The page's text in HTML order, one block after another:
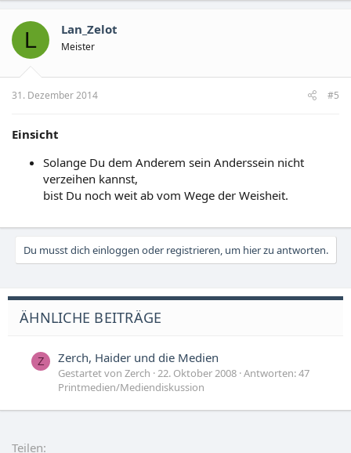
L Lan_Zelot
Meister
31. Dezember 2014 #5
Einsicht
Solange Du dem Anderem sein Anderssein nicht
verzeihen kannst,
bist Du noch weit ab vom Wege der Weisheit.
Du musst dich einloggen oder registrieren, um hier zu antworten.
ÄHNLICHE BEITRÄGE
Z Zerch, Haider und die Medien
Gestartet von Zerch 22. Oktober 2008 Antworten: 47
Printmedien/Mediendiskussion
Teilen: